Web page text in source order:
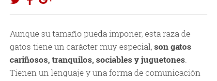
Aunque su tamaño pueda imponer, esta raza de
gatos tiene un carácter muy especial,son gatos
cariñosos, tranquilos, sociables y juguetones.
Tienen un lenguaje y una forma de comunicación